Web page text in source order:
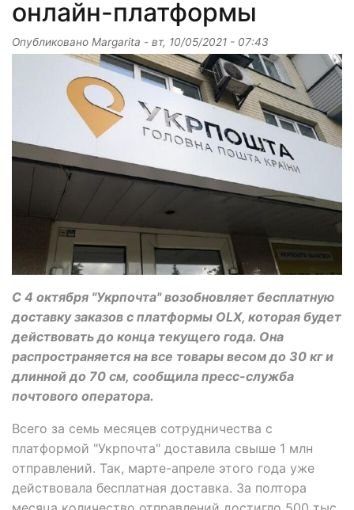
онлайн-платформы
Опубликовано Margarita - вт, 10/05/2021 - 07:43
С 4 октября "Укрпочта" возобновляет бесплатную
доставку заказов с платформы OLX, которая будет
действовать до конца текущего года. Она
распространяется на все товары весом до 30 кг и
длинной до 70 см, сообщила пресс-служба
почтового оператора.
Всего за семь месяцев сотрудничества с
платформой "Укрпочта" доставила свыше 1 млн
отправлений. Так, марте-апреле этого года уже
действовала бесплатная доставка. За полтора